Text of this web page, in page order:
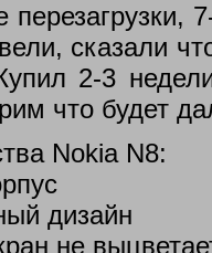
перезагрузки,
сказали
2-3
что будет
Nokia N8:
дизайн
не